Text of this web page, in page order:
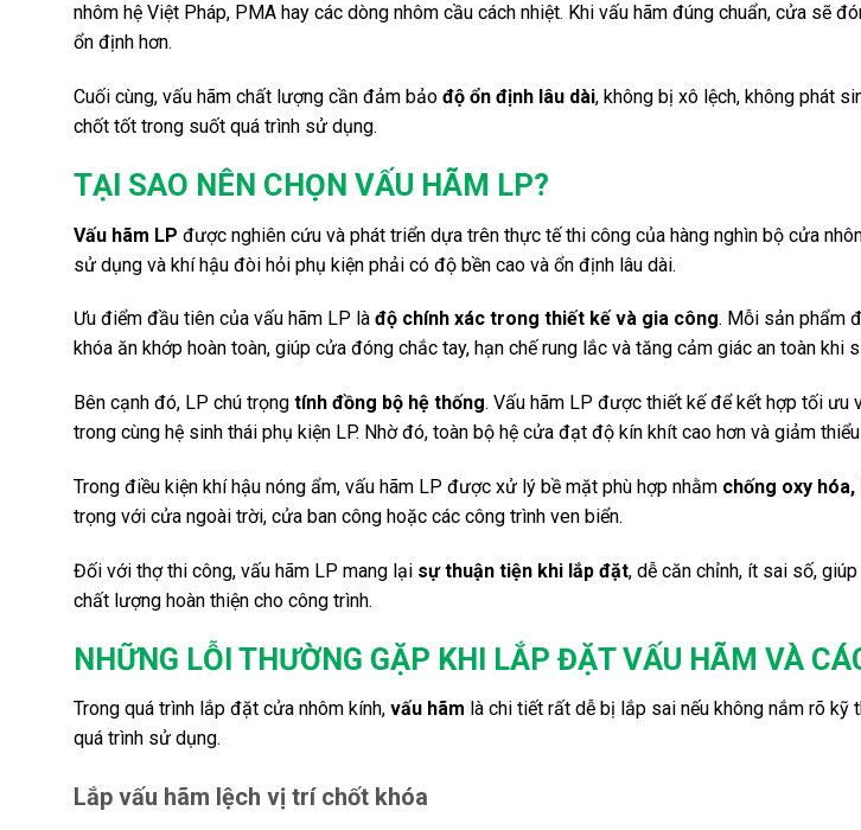
nhôm hệ Việt Pháp, PMA hay các dòng nhôm cầu cách nhiệt. Khi vấu hãm đúng chuẩn, cửa sẽ
ổn định hơn.
Cuối cùng, vấu hãm chất lượng cần đảm bảo độ ổn định lâu dài, không bị xô lệch, không phát
chốt tốt trong suốt quá trình sử dụng.
TẠI SAO NÊN CHỌN VẤU HÃM LP?
Vấu hãm LP được nghiên cứu và phát triển dựa trên thực tế thi công của hàng nghìn bộ cửa
sử dụng và khí hậu đòi hỏi phụ kiện phải có độ bền cao và ổn định lâu dài.
Ưu điểm đầu tiên của vấu hãm LP là độ chính xác trong thiết kế và gia công. Mỗi sản phẩm
khóa ăn khớp hoàn toàn, giúp cửa đóng chắc tay, hạn chế rung lắc và tăng cảm giác an toàn khi
Bên cạnh đó, LP chú trọng tính đồng bộ hệ thống. Vấu hãm LP được thiết kế để kết hợp tối ưu
trong cùng hệ sinh thái phụ kiện LP. Nhờ đó, toàn bộ hệ cửa đạt độ kín khít cao hơn và giảm
Trong điều kiện khí hậu nóng ẩm, vấu hãm LP được xử lý bề mặt phù hợp nhằm chống oxy
trọng với cửa ngoài trời, cửa ban công hoặc các công trình ven biển.
Đối với thợ thi công, vấu hãm LP mang lại sự thuận tiện khi lắp đặt, dễ căn chỉnh, ít sai số,
chất lượng hoàn thiện cho công trình.
NHỮNG LỖI THƯỜNG GẶP KHI LẮP ĐẶT VẤU HÃM VÀ
Trong quá trình lắp đặt cửa nhôm kính, vấu hãm là chi tiết rất dễ bị lắp sai nếu không nắm rõ kỹ
quá trình sử dụng.
Lắp vấu hãm lệch vị trí chốt khóa